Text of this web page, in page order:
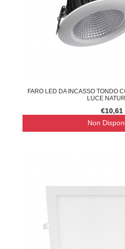
FARO LED DA INCASSO TONDO
LUCE
€10,61
Non